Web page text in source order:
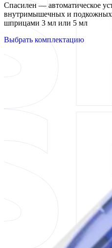
Спасилен — автоматическое
внутримышечных и
шприцами 3 мл или 5 мл
Выбрать комплектацию